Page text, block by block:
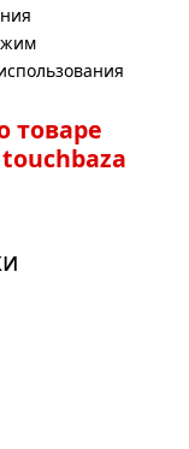
товаре